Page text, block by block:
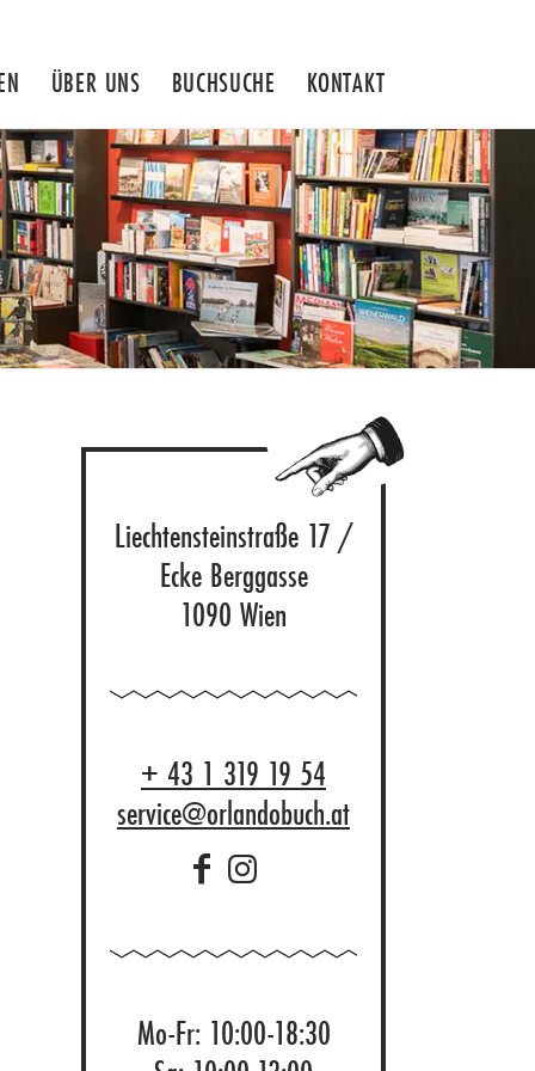
ÜBER UNS BUCHSUCHE KONTAKT
Liechtensteinstraße 17 /
Ecke Berggasse
1090 Wien
+ 43 1 319 19 54
service@orlandobuch.at
Mo-Fr: 10:00-18:30